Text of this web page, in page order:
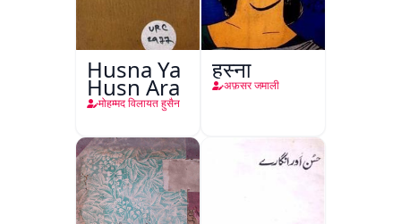
Husna Ya
Husn Ara
मोहम्मद विलायत हुसैन
हुस्ना
अफ़सर जमाली